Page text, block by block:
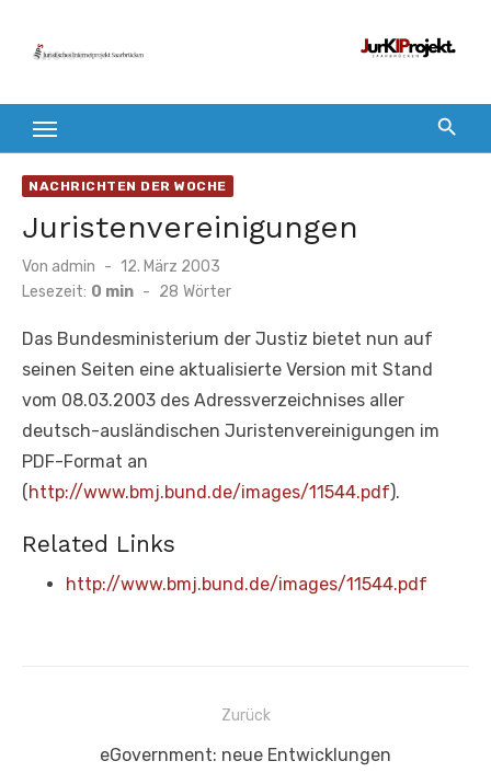
Inhalt
NACHRICHTEN DER WOCHE
Juristenvereinigungen
Von admin
Veröffentlicht
am
12. März 2003
Lesezeit: 0 min - 28 Wörter
Das Bundesministerium der Justiz bietet nun auf
seinen Seiten eine aktualisierte Version mit Stand
vom 08.03.2003 des Adressverzeichnises aller
deutsch-ausländischen Juristenvereinigungen im
PDF-Format an
(http://www.bmj.bund.de/images/11544.pdf).
Related Links
http://www.bmj.bund.de/images/11544.pdf
Beitragsnavigation
Zurück
Vorheriger
eGovernment: neue Entwicklungen